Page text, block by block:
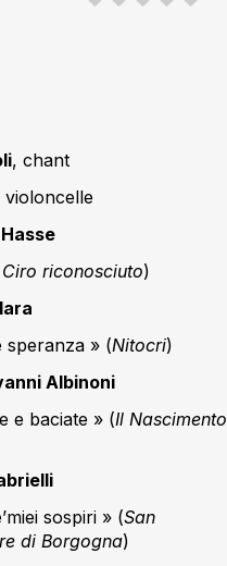
, chant
violoncelle
riconosciuto)
speranza » (Nitocri)
Albinoni
e baciate » (Il Nascimento
sospiri » (San
di Borgogna)